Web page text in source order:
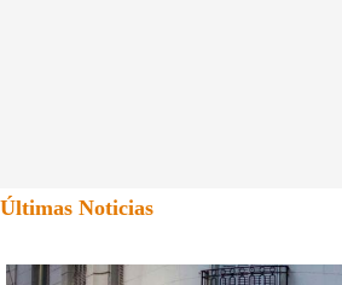
Últimas Noticias